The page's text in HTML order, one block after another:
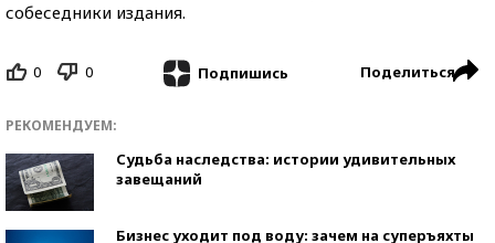
собеседники издания.
0 0 Подпишись Поделиться
РЕКОМЕНДУЕМ:
Судьба наследства: истории удивительных
завещаний
Бизнес уходит под воду: зачем на суперъяхты